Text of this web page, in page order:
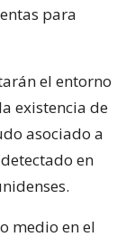
para
el entorno
existencia de
asociado a
en
medio en el